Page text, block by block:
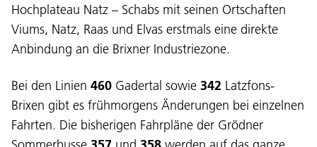
Hochplateau Natz – Schabs mit seinen Ortschaften
Viums, Natz, Raas und Elvas erstmals eine direkte
Anbindung an die Brixner Industriezone.
Bei den Linien 460 Gadertal sowie 342 Latzfons-
Brixen gibt es frühmorgens Änderungen bei einzelnen
Fahrten. Die bisherigen Fahrpläne der Grödner